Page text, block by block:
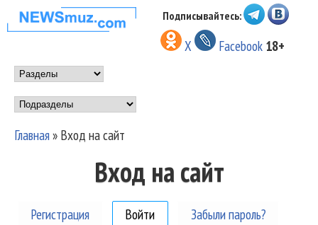
Перейти к основному
содержанию
НОВОСТИ
МУЗЫКИ И
ШОУ БИЗНЕСА
NEWSMUZ.COM
Подписывайтесь:
X Facebook 18+
Main menu
Подразделы
Вы здесь
Главная» Вход на сайт
Вход на сайт
Регистрация Войти (активная вкладка)
Забыли пароль?